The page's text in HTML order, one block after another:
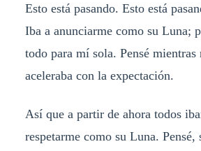
Esto está pasando. Esto está
Iba a anunciarme como su Luna;
todo para mí sola. Pensé mientras
aceleraba con la expectación.
Así que a partir de ahora todos
respetarme como su Luna. Pensé,